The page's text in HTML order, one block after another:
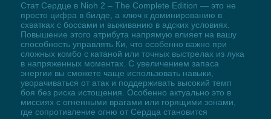
Стат Сердце в Nioh 2 – The Complete Edition — это не
просто цифра в билде, а ключ к доминированию в
схватках с боссами и выживанию в адских условиях.
Повышение этого атрибута напрямую влияет на вашу
способность управлять Ки, что особенно важно при
сложных комбо с катаной или точных выстрелах из лука
в напряженных моментах. С увеличением запаса
энергии вы сможете чаще использовать навыки,
уворачиваться от атак и поддерживать высокий темп
боя без риска истощения. Особенно актуально это в
миссиях с огненными врагами или горящими зонами,
где сопротивление огню от Сердца становится